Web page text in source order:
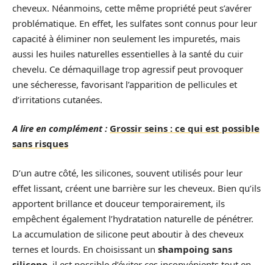
cheveux. Néanmoins, cette même propriété peut s’avérer
problématique. En effet, les sulfates sont connus pour leur
capacité à éliminer non seulement les impuretés, mais
aussi les huiles naturelles essentielles à la santé du cuir
chevelu. Ce démaquillage trop agressif peut provoquer
une sécheresse, favorisant l’apparition de pellicules et
d’irritations cutanées.
A lire en complément : Grossir seins : ce qui est possible
sans risques
D’un autre côté, les silicones, souvent utilisés pour leur
effet lissant, créent une barrière sur les cheveux. Bien qu’ils
apportent brillance et douceur temporairement, ils
empêchent également l’hydratation naturelle de pénétrer.
La accumulation de silicone peut aboutir à des cheveux
ternes et lourds. En choisissant un shampoing sans